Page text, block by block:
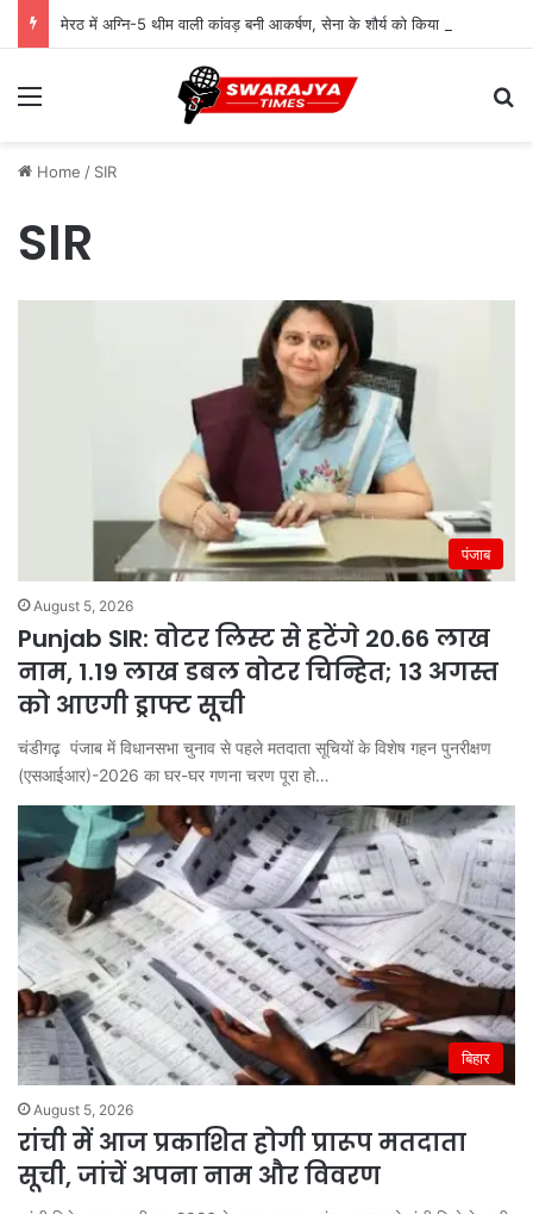
मेरठ में अग्नि-5 थीम वाली कांवड़ बनी आकर्षण, सेना के शौर्य को किया समर्पित
Menu
Home / SIR
SIR
पंजाब
August 5, 2026
Punjab SIR: वोटर लिस्ट से हटेंगे 20.66 लाख
नाम, 1.19 लाख डबल वोटर चिन्हित; 13 अगस्त
को आएगी ड्राफ्ट सूची
चंडीगढ़ पंजाब में विधानसभा चुनाव से पहले मतदाता सूचियों के विशेष गहन पुनरीक्षण
(एसआईआर)-2026 का घर-घर गणना चरण पूरा हो…
बिहार
August 5, 2026
रांची में आज प्रकाशित होगी प्रारूप मतदाता
सूची, जांचें अपना नाम और विवरण